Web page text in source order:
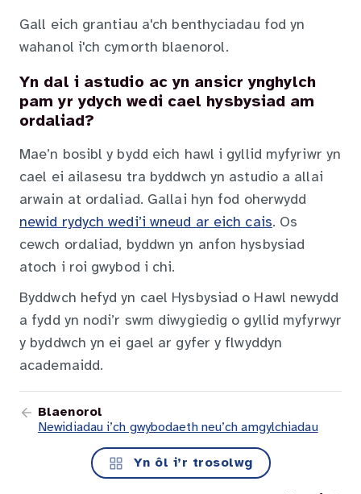
Gall eich grantiau a'ch benthyciadau fod yn
wahanol i'ch cymorth blaenorol.
Yn dal i astudio ac yn ansicr ynghylch
pam yr ydych wedi cael hysbysiad am
ordaliad?
Mae’n bosibl y bydd eich hawl i gyllid myfyriwr yn
cael ei ailasesu tra byddwch yn astudio a allai
arwain at ordaliad. Gallai hyn fod oherwydd
newid rydych wedi’i wneud ar eich cais. Os
cewch ordaliad, byddwn yn anfon hysbysiad
atoch i roi gwybod i chi.
Byddwch hefyd yn cael Hysbysiad o Hawl newydd
a fydd yn nodi’r swm diwygiedig o gyllid myfyrwyr
y byddwch yn ei gael ar gyfer y flwyddyn
academaidd.
Blaenorol
Newidiadau i’ch gwybodaeth neu’ch amgylchiadau
Yn ôl i’r trosolwg